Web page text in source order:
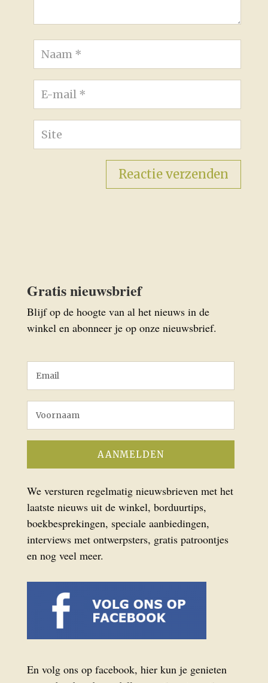
Gratis nieuwsbrief
Blijf op de hoogte van al het nieuws in de
winkel en abonneer je op onze nieuwsbrief.
We versturen regelmatig nieuwsbrieven met het
laatste nieuws uit de winkel, borduurtips,
boekbesprekingen, speciale aanbiedingen,
interviews met ontwerpsters, gratis patroontjes
en nog veel meer.
En volg ons op facebook, hier kun je genieten